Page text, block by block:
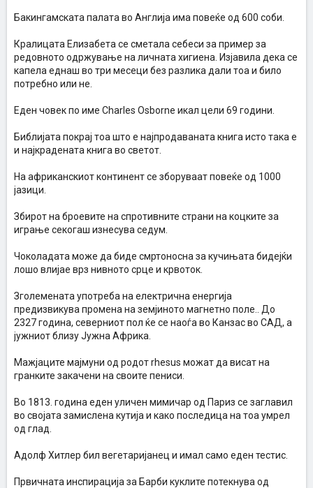
Бакингамската палата во Англија има повеќе од 600 соби.
Кралицата Елизабета се сметала себеси за пример за
редовното одржување на личната хигиена. Изјавила дека се
капела еднаш во три месеци без разлика дали тоа и било
потребно или не.
Еден човек по име Charles Osborne икал цели 69 години.
Библијата покрај тоа што е најпродаваната книга исто така е
и најкрадената книга во светот.
На африканскиот континент се зборуваат повеќе од 1000
јазици.
Збирот на броевите на спротивните страни на коцките за
играње секогаш изнесува седум.
Чоколадата може да биде смртоносна за кучињата бидејќи
лошо влијае врз нивното срце и крвоток.
Зголемената употреба на електрична енергија
предизвикува промена на земјиното магнетно поле.. До
2327 година, северниот пол ќе се наоѓа во Канзас во САД, а
јужниот близу Јужна Африка.
Мажјаците мајмуни од родот rhesus можат да висат на
гранките закачени на своите пениси.
Во 1813. година еден уличен мимичар од Париз се заглавил
во својата замислена кутија и како последица на тоа умрел
од глад.
Адолф Хитлер бил вегетаријанец и имал само еден тестис.
Првичната инспирација за Барби куклите потекнува од